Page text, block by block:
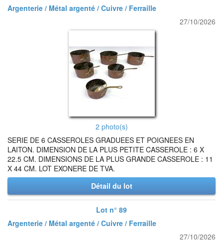
Argenterie / Métal argenté / Cuivre / Ferraille
27/10/2026
2 photo(s)
SERIE DE 6 CASSEROLES GRADUEES ET POIGNEES EN
LAITON. DIMENSION DE LA PLUS PETITE CASSEROLE : 6 X
22.5 CM. DIMENSIONS DE LA PLUS GRANDE CASSEROLE : 11
X 44 CM. LOT EXONERE DE TVA.
Détail du lot
Lot n° 89
Argenterie / Métal argenté / Cuivre / Ferraille
27/10/2026